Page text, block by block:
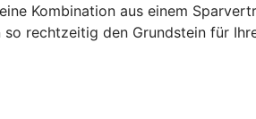
Kombination aus einem
so rechtzeitig den Grundstein für